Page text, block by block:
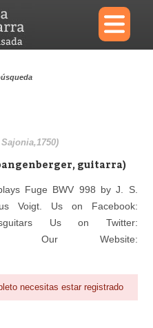
×
Diccionario
Reproductor
guitarra)
Fuge BWV 998 by J. S.
Voigt. Us on Facebook:
Us on Twitter:
Our Website:
necesitas estar registrado